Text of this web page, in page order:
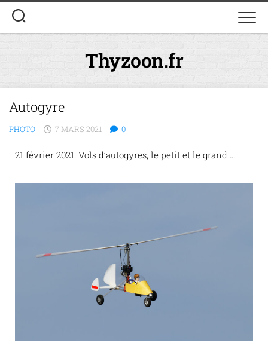
Thyzoon.fr
Autogyre
PHOTO 7 MARS 2021 0
21 février 2021. Vols d’autogyres, le petit et le grand …